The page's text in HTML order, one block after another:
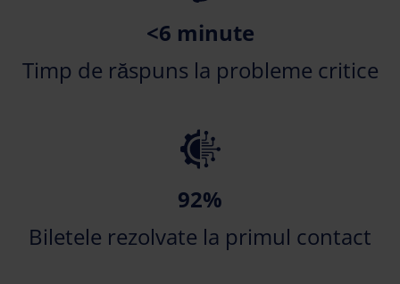
<6 minute
Timp de răspuns la probleme critice
92%
Biletele rezolvate la primul contact